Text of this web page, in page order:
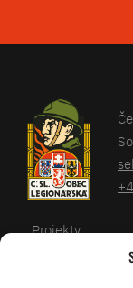
Projekty